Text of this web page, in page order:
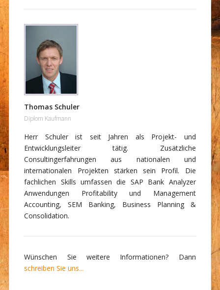
Thomas Schuler
Diplom Kaufmann
Herr Schuler ist seit Jahren als Projekt- und
Entwicklungsleiter tätig. Zusätzliche
Consultingerfahrungen aus nationalen und
internationalen Projekten stärken sein Profil. Die
fachlichen Skills umfassen die SAP Bank Analyzer
Anwendungen Profitability und Management
Accounting, SEM Banking, Business Planning &
Consolidation.
Wünschen Sie weitere Informationen? Dann
schreiben Sie uns...